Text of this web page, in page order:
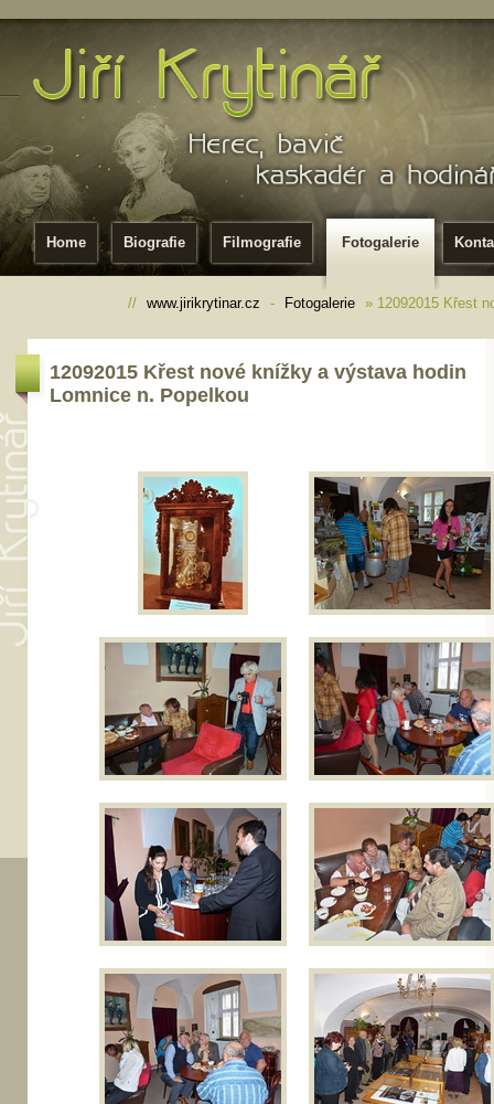
Home Biografie Filmografie Fotogalerie
// www.jirikrytinar.cz - Fotogalerie » 12092015 Křest
12092015 Křest nové knížky a výstava hodin
Lomnice n. Popelkou